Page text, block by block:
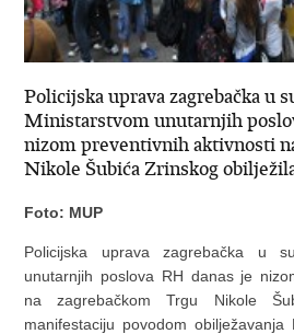
Policijska uprava zagrebačka u
Ministarstvom unutarnjih
nizom preventivnih aktivnosti
Nikole Šubića Zrinskog
Foto: MUP
Policijska uprava zagrebačka u
unutarnjih poslova RH danas je
na zagrebačkom Trgu Nikole
manifestaciju povodom